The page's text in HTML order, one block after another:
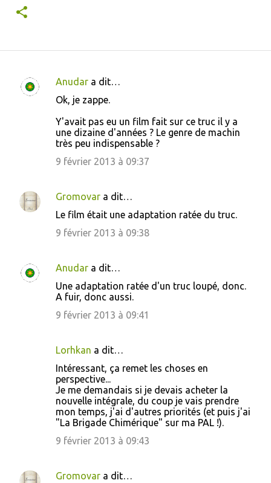
C
t
a
s
Anudar a dit…
Ok, je zappe.
Y'avait pas eu un film fait sur ce truc il y a
une dizaine d'années ? Le genre de machin
très peu indispensable ?
9 février 2013 à 09:37
Gromovar a dit…
Le film était une adaptation ratée du truc.
9 février 2013 à 09:38
Anudar a dit…
Une adaptation ratée d'un truc loupé, donc.
A fuir, donc aussi.
9 février 2013 à 09:41
Lorhkan a dit…
Intéressant, ça remet les choses en
perspective...
Je me demandais si je devais acheter la
nouvelle intégrale, du coup je vais prendre
mon temps, j'ai d'autres priorités (et puis j'ai
"La Brigade Chimérique" sur ma PAL !).
9 février 2013 à 09:43
Gromovar a dit…